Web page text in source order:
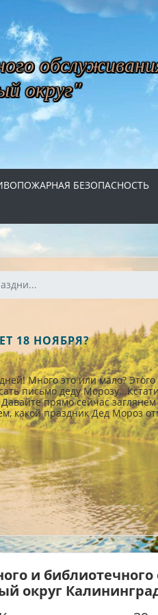
округ"
БЕЗОПАСНОСТЬ
18 НОЯБРЯ?
Много это или мало?
письмо деду
прямо сейчас
какой праздник Дед Мороз
и
округ